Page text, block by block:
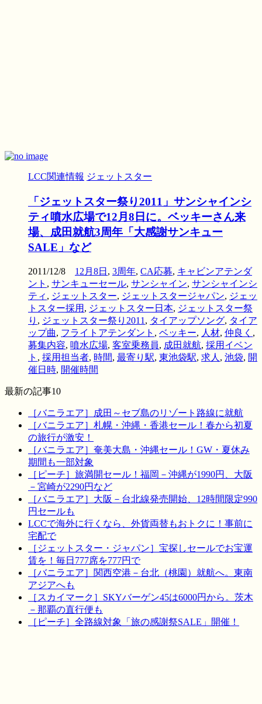
LCC関連情報 ジェットスター
「ジェットスター祭り2011」サンシャインシ
ティ噴水広場で12月8日に。ベッキーさん来
場、成田就航3周年「大感謝サンキュー
SALE」など
2011/12/8 12月8日 , 3周年, CA応募, キャビンアテンダ
ント , サンキューセール, サンシャイン, サンシャインシ
ティ , ジェットスター, ジェットスタージャパン, ジェッ
トスター採用 , ジェットスター日本, ジェットスター祭
り , ジェットスター祭り2011 , タイアップソング, タイア
ップ曲, フライトアテンダント , ベッキー, 人材, 仲良く ,
募集内容, 噴水広場, 客室乗務員, 成田就航, 採用イベン
ト , 採用担当者, 時間, 最寄り駅, 東池袋駅, 求人 , 池袋, 開
催日時, 開催時間
最新の記事10
［バニラエア］成田～セブ島のリゾート路線に就航
［バニラエア］札幌・沖縄・香港セール！春から初夏
の旅行が激安！
［バニラエア］奄美大島・沖縄セール！GW・夏休み
期間も一部対象
［ピーチ］旅満開セール！福岡－沖縄が1990円、大阪
－宮崎が2290円など
［バニラエア］大阪－台北線発売開始、12時間限定990
円セールも
LCCで海外に行くなら、外貨両替もおトクに！事前に
宅配で
［ジェットスター・ジャパン］宝探しセールでお宝運
賃を！毎日777席を777円で
［バニラエア］関西空港－台北（桃園）就航へ。東南
アジアへも
［スカイマーク］SKYバーゲン45は6000円から。茨木
－那覇の直行便も
［ピーチ］全路線対象「旅の感謝祭SALE」開催！